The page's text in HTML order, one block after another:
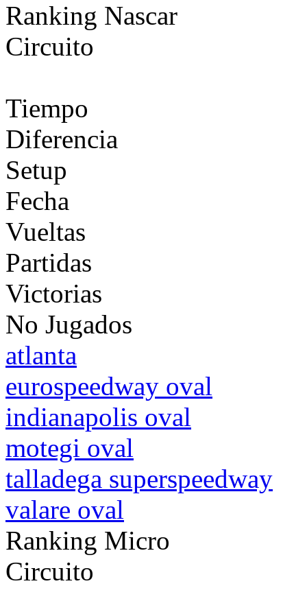
Ranking Nascar
Circuito
Tiempo
Diferencia
Setup
Fecha
Vueltas
Partidas
Victorias
No Jugados
atlanta
eurospeedway oval
indianapolis oval
motegi oval
talladega superspeedway
valare oval
Ranking Micro
Circuito